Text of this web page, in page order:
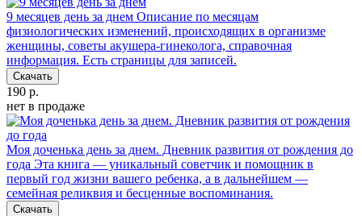
9 месяцев день за днем Описание по месяцам
физиологических изменений, происходящих в организме
женщины, советы акушера-гинеколога, справочная
информация. Есть страницы для записей.
Скачать
190 р.
нет в продаже
Моя доченька день за днем. Дневник развития от рождения до
года Эта книга — уникальный советчик и помощник в
первый год жизни вашего ребенка, а в дальнейшем —
семейная реликвия и бесценные воспоминания.
Скачать